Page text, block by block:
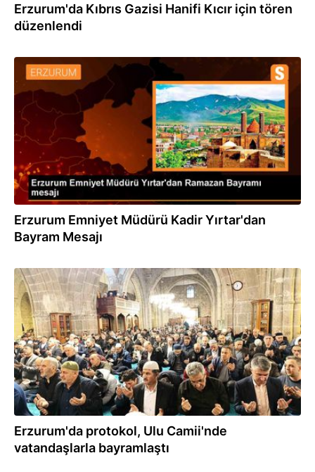
Erzurum'da Kıbrıs Gazisi Hanifi Kıcır için tören
düzenlendi
10.04.2024
Erzurum Emniyet Müdürü Kadir Yırtar'dan
Bayram Mesajı
10.04.2024
Erzurum'da protokol, Ulu Camii'nde
vatandaşlarla bayramlaştı